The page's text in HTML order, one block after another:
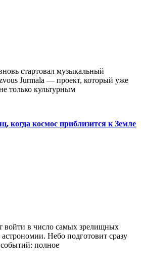
стартовал музыкальный
Jurmala — проект, который уже
только культурным
когда космос приблизится к Земле
войти в число самых зрелищных
Небо подготовит сразу
полное